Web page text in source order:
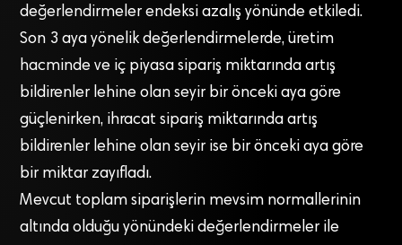
değerlendirmeler endeksi azalış yönünde etkiledi.
Son 3 aya yönelik değerlendirmelerde, üretim
hacminde ve iç piyasa sipariş miktarında artış
bildirenler lehine olan seyir bir önceki aya göre
güçlenirken, ihracat sipariş miktarında artış
bildirenler lehine olan seyir ise bir önceki aya göre
bir miktar zayıfladı.
Mevcut toplam siparişlerin mevsim normallerinin
altında olduğu yönündeki değerlendirmeler ile